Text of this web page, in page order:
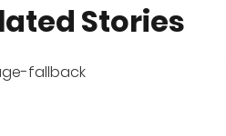
Stories